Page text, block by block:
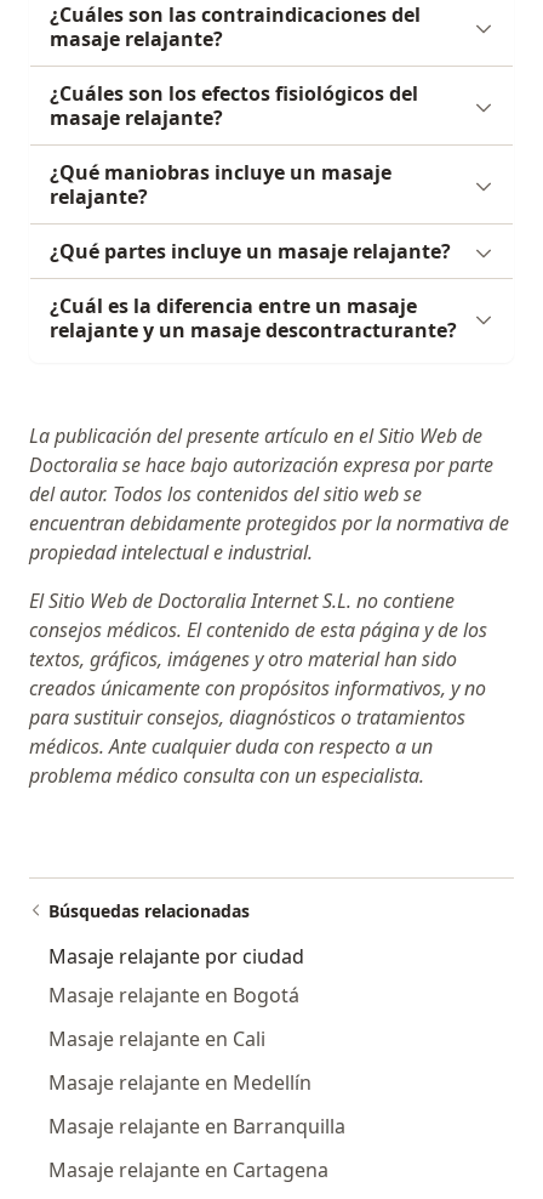
¿Cuáles son las contraindicaciones del
masaje relajante?
¿Cuáles son los efectos fisiológicos del
masaje relajante?
¿Qué maniobras incluye un masaje
relajante?
¿Qué partes incluye un masaje relajante?
¿Cuál es la diferencia entre un masaje
relajante y un masaje descontracturante?
La publicación del presente artículo en el Sitio Web de
Doctoralia se hace bajo autorización expresa por parte
del autor. Todos los contenidos del sitio web se
encuentran debidamente protegidos por la normativa de
propiedad intelectual e industrial.
El Sitio Web de Doctoralia Internet S.L. no contiene
consejos médicos. El contenido de esta página y de los
textos, gráficos, imágenes y otro material han sido
creados únicamente con propósitos informativos, y no
para sustituir consejos, diagnósticos o tratamientos
médicos. Ante cualquier duda con respecto a un
problema médico consulta con un especialista.
Búsquedas relacionadas
Masaje relajante por ciudad
Masaje relajante en Bogotá
Masaje relajante en Cali
Masaje relajante en Medellín
Masaje relajante en Barranquilla
Masaje relajante en Cartagena